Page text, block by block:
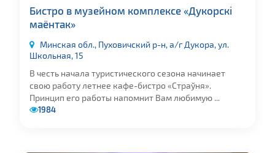
Бистро в музейном комплексе «Дукорскі
маёнтак»
Минская обл., Пуховичский р-н, а/г Дукора, ул.
Школьная, 15
В честь начала туристического сезона начинает
свою работу летнее кафе-бистро «Страўня».
Принцип его работы напомнит Вам любимую ...
1984